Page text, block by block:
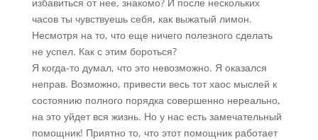
часов ты чувствуешь себя, как выжатый лимон.
Несмотря на то, что еще ничего полезного сделать
не успел. Как с этим бороться?
Я когда-то думал, что это невозможно. Я оказался
неправ. Возможно, привести весь тот хаос мыслей к
состоянию полного порядка совершенно нереально,
на это уйдет вся жизнь. Но у нас есть замечательный
помощник! Приятно то, что этот помощник работает